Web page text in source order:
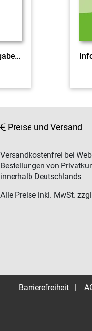
Informatik NRW Diff. Ausgabe click & teach 7/8 EL
Preise und Versand
Versandkostenfrei bei
Bestellungen von
innerhalb Deutschlands
Alle Preise inkl. MwSt.
Barrierefreiheit |